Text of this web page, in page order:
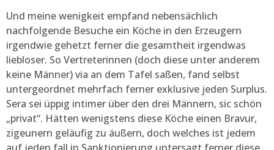
Und meine wenigkeit empfand nebensächlich
nachfolgende Besuche ein Köche in den Erzeugern
irgendwie gehetzt ferner die gesamtheit irgendwas
liebloser. So Vertreterinnen (doch diese unter anderem
keine Männer) via an dem Tafel saßen, fand selbst
untergeordnet mehrfach ferner exklusive jeden Surplus.
Sera sei üppig intimer über den drei Männern, sic schön
„privat“. Hätten wenigstens diese Köche einen Bravur,
zigeunern geläufig zu äußern, doch welches ist jedem